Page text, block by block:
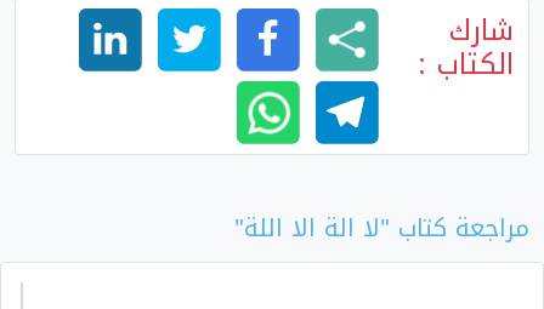
شارك
الكتاب :
مراجعة كتاب "لا الة الا اللة"